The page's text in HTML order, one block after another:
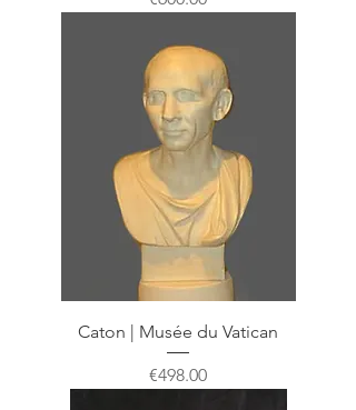
Caton | Musée du Vatican
Price
€498.00